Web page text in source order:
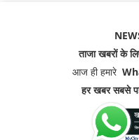
ताजा खबरों के
आज ही हमारे
हर खबर सबसे